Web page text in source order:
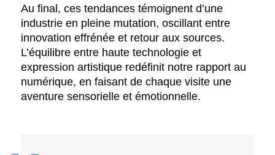
Au final, ces tendances témoignent d’une
industrie en pleine mutation, oscillant entre
innovation effrénée et retour aux sources.
L’équilibre entre haute technologie et
expression artistique redéfinit notre rapport au
numérique, en faisant de chaque visite une
aventure sensorielle et émotionnelle.